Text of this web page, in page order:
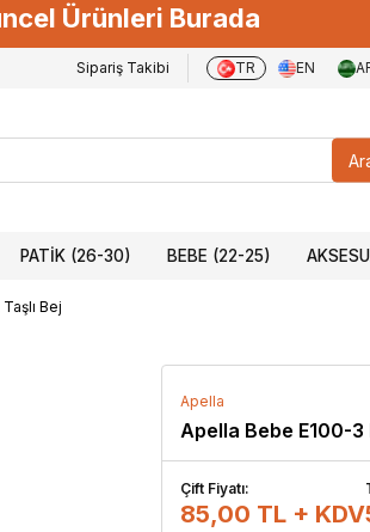
Ürünleri Burada
Sipariş Takibi TR EN
PATIK (26-30) BEBE (22-25)
Bej
Apella
Apella Bebe E100-3
Çift Fiyatı:
85,00 TL + KDV